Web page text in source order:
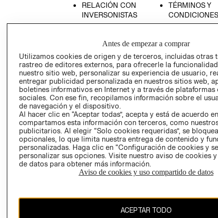
RELACIÓN CON
INVERSONISTAS
TÉRMINOS Y
CONDICIONES
GIFT CARD
AVISO DE
COOKIES
LIBRO DE
Ecuador ($)
Antes de empezar a comprar
Utilizamos cookies de origen y de terceros, incluidas otras
rastreo de editores externos, para ofrecerle la
nuestro sitio web, personalizar su experiencia de usuario,
entregar publicidad personalizada en nuestros sitios web,
boletines informativos en Internet y a través de plataformas
sociales. Con ese fin, recopilamos información sobre el
de navegación y el dispositivo.
Al hacer clic en “Aceptar todas”, acepta y está de acuerdo
compartamos esta información con terceros, como
publicitarios. Al elegir “Solo cookies requeridas”, se
opcionales, lo que limita nuestra entrega de contenido y
personalizadas. Haga clic en “Configuración de cookies y
personalizar sus opciones. Visite nuestro aviso de cookies
de datos para obtener más información.
Aviso de cookies y uso compartido de datos
ACEPTAR TODO